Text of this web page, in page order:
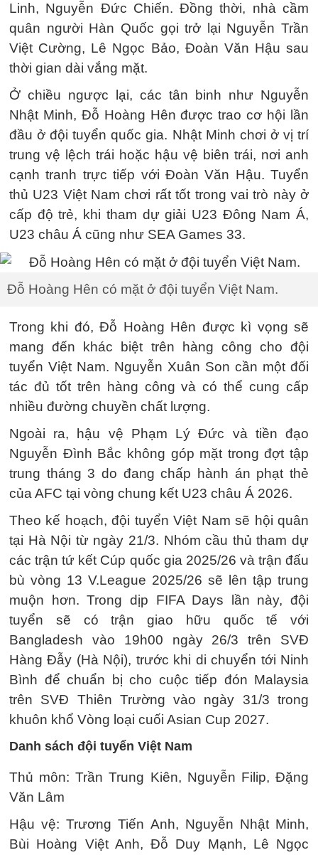
Linh, Nguyễn Đức Chiến. Đồng thời, nhà cầm
quân người Hàn Quốc gọi trở lại Nguyễn Trần
Việt Cường, Lê Ngọc Bảo, Đoàn Văn Hậu sau
thời gian dài vắng mặt.
Ở chiều ngược lại, các tân binh như Nguyễn
Nhật Minh, Đỗ Hoàng Hên được trao cơ hội lần
đầu ở đội tuyển quốc gia. Nhật Minh chơi ở vị trí
trung vệ lệch trái hoặc hậu vệ biên trái, nơi anh
cạnh tranh trực tiếp với Đoàn Văn Hậu. Tuyển
thủ U23 Việt Nam chơi rất tốt trong vai trò này ở
cấp độ trẻ, khi tham dự giải U23 Đông Nam Á,
U23 châu Á cũng như SEA Games 33.
Đỗ Hoàng Hên có mặt ở đội tuyển Việt Nam.
Trong khi đó, Đỗ Hoàng Hên được kì vọng sẽ
mang đến khác biệt trên hàng công cho đội
tuyển Việt Nam. Nguyễn Xuân Son cần một đối
tác đủ tốt trên hàng công và có thể cung cấp
nhiều đường chuyền chất lượng.
Ngoài ra, hậu vệ Phạm Lý Đức và tiền đạo
Nguyễn Đình Bắc không góp mặt trong đợt tập
trung tháng 3 do đang chấp hành án phạt thẻ
của AFC tại vòng chung kết U23 châu Á 2026.
Theo kế hoạch, đội tuyển Việt Nam sẽ hội quân
tại Hà Nội từ ngày 21/3. Nhóm cầu thủ tham dự
các trận tứ kết Cúp quốc gia 2025/26 và trận đấu
bù vòng 13 V.League 2025/26 sẽ lên tập trung
muộn hơn. Trong dịp FIFA Days lần này, đội
tuyển sẽ có trận giao hữu quốc tế với
Bangladesh vào 19h00 ngày 26/3 trên SVĐ
Hàng Đẫy (Hà Nội), trước khi di chuyển tới Ninh
Bình để chuẩn bị cho cuộc tiếp đón Malaysia
trên SVĐ Thiên Trường vào ngày 31/3 trong
khuôn khổ Vòng loại cuối Asian Cup 2027.
Danh sách đội tuyển Việt Nam
Thủ môn: Trần Trung Kiên, Nguyễn Filip, Đặng
Văn Lâm
Hậu vệ: Trương Tiến Anh, Nguyễn Nhật Minh,
Bùi Hoàng Việt Anh, Đỗ Duy Mạnh, Lê Ngọc